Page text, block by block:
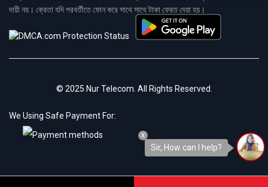
দায়ী নয়। ক্রেতা যদি পরবর্তীতে ফোন করে সাথে সাথে টাকা ফেরত দেয়া হয়।
© 2025 Nur Telecom. All Rights Reserved.
We Using Safe Payment For:
Sir, How can I help?
x